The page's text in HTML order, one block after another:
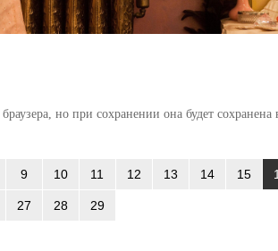
но при сохранении она будет сохранена
9 10 11 12 13 14 15
27 28 29